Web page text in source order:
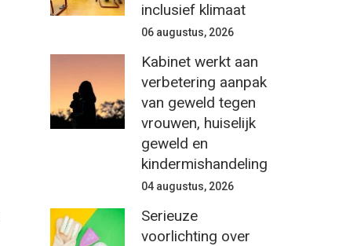
inclusief klimaat
06 augustus, 2026
Kabinet werkt aan
verbetering aanpak
van geweld tegen
vrouwen, huiselijk
geweld en
kindermishandeling
04 augustus, 2026
Serieuze
voorlichting over